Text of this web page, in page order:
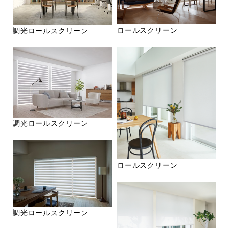
調光ロールスクリーン
調光ロールスクリーン
調光ロールスクリーン
ロールスクリーン
ロールスクリーン